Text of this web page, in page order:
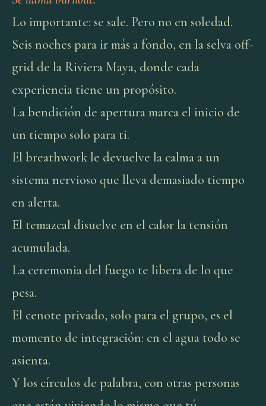
Lo importante: se sale. Pero no en soledad.
Seis noches para ir más a fondo, en la selva off-
grid de la Riviera Maya, donde cada
experiencia tiene un propósito.
La bendición de apertura marca el inicio de
un tiempo solo para ti.
El breathwork le devuelve la calma a un
sistema nervioso que lleva demasiado tiempo
en alerta.
El temazcal disuelve en el calor la tensión
acumulada.
La ceremonia del fuego te libera de lo que
pesa.
El cenote privado, solo para el grupo, es el
momento de integración: en el agua todo se
asienta.
Y los círculos de palabra, con otras personas